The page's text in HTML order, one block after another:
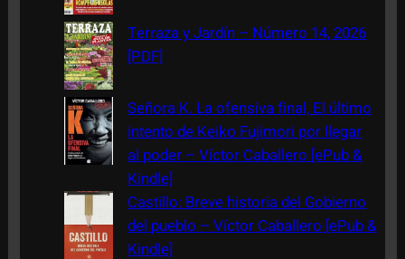
Terraza y Jardín – Número 14, 2026
[PDF]
Señora K. La ofensiva final, El último
intento de Keiko Fujimori por llegar
al poder – Víctor Caballero [ePub &
Kindle]
Castillo: Breve historia del Gobierno
del pueblo – Víctor Caballero [ePub &
Kindle]